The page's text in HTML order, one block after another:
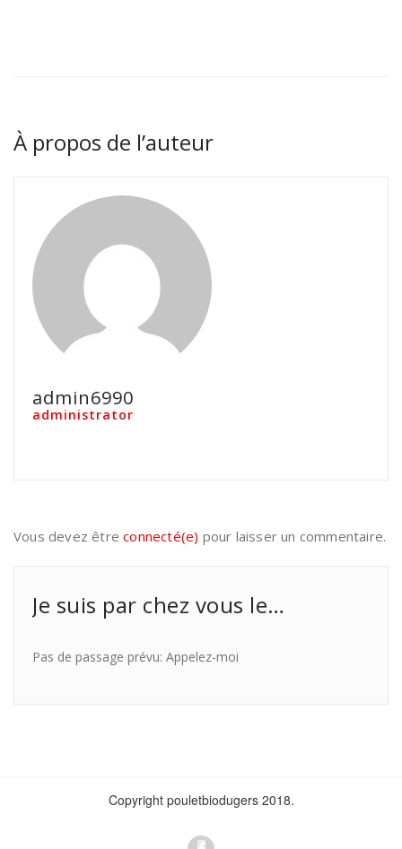
À propos de l’auteur
admin6990
administrator
Vous devez êtreconnecté(e) pour laisser un commentaire.
Je suis par chez vous le…
Pas de passage prévu: Appelez-moi
Copyright pouletbiodugers 2018.